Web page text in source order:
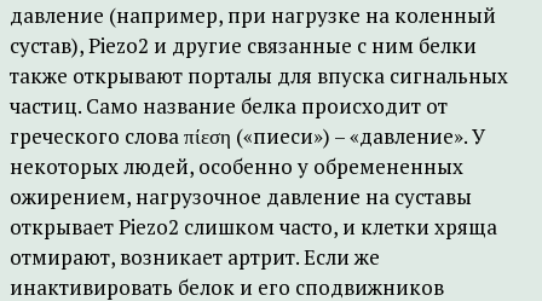
давление (например, при нагрузке на коленный
сустав), Piezo2 и другие связанные с ним белки
также открывают порталы для впуска сигнальных
частиц. Само название белка происходит от
греческого слова πίεση («пиеси») – «давление». У
некоторых людей, особенно у обремененных
ожирением, нагрузочное давление на суставы
открывает Piezo2 слишком часто, и клетки хряща
отмирают, возникает артрит. Если же
инактивировать белок и его сподвижников